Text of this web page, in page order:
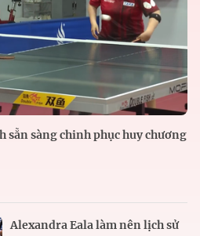
sẵn sàng chinh phục huy chương
Alexandra Eala làm nên lịch sử